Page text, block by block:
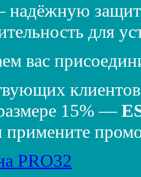
для
вас
15% —
примените
PRO32